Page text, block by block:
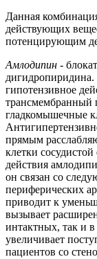
Данная
действующих
потенцирующим
Амлодипин -
дигидропиридина.
гипотензивное
трансмембранный
гладкомышечные
прямым
клетки
действия
он связан со
периферических
приводит к
вызывает
интактных, так и
увеличивает
пациентов со